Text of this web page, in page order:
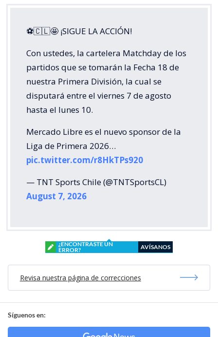
⚽🇨🇱🤩 ¡SIGUE LA ACCIÓN!
Con ustedes, la cartelera Matchday de los
partidos que se tomarán la Fecha 18 de
nuestra Primera División, la cual se
disputará entre el viernes 7 de agosto
hasta el lunes 10.
Mercado Libre es el nuevo sponsor de la
Liga de Primera 2026…
pic.twitter.com/r8HkTPs920
— TNT Sports Chile (@TNTSportsCL)
August 7, 2026
¿ENCONTRASTE UN
ERROR?
AVÍSANOS
Revisa nuestra página de correcciones
Síguenos en: